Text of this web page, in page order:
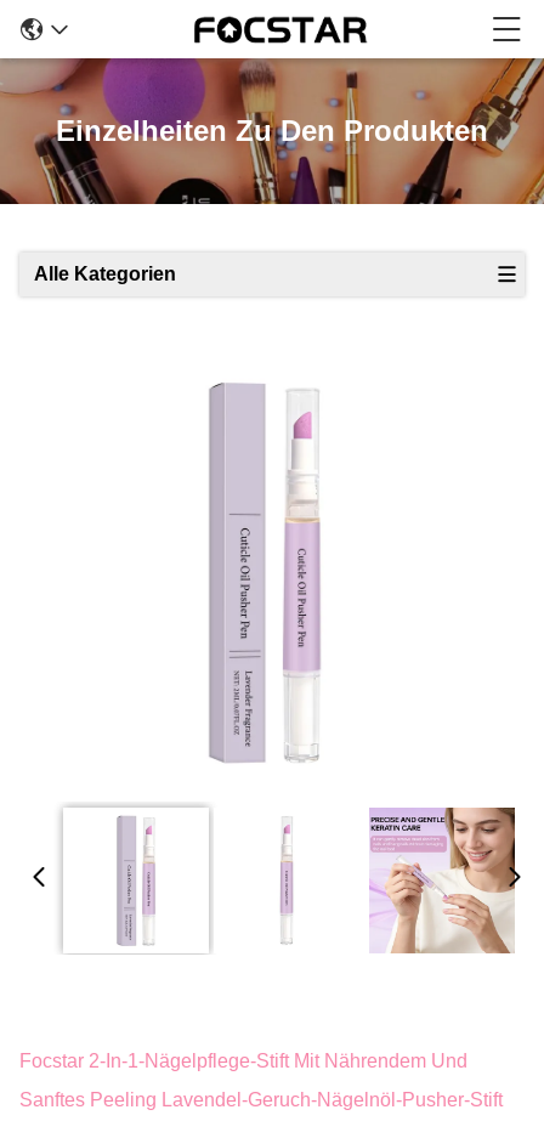
Einzelheiten Zu Den Produkten
Alle Kategorien
Focstar 2-In-1-Nägelpflege-Stift Mit Nährendem Und
Sanftes Peeling Lavendel-Geruch-Nägelnöl-Pusher-Stift